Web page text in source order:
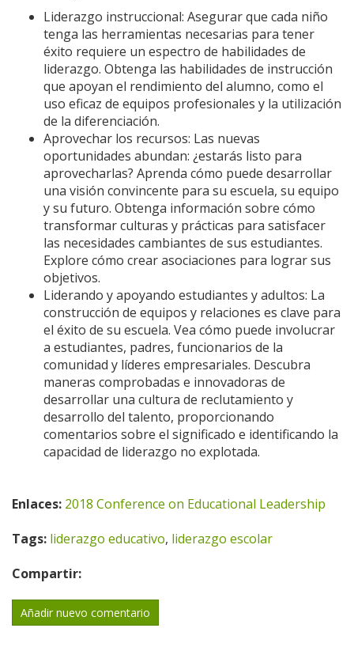
Liderazgo instruccional: Asegurar que cada niño
tenga las herramientas necesarias para tener
éxito requiere un espectro de habilidades de
liderazgo. Obtenga las habilidades de instrucción
que apoyan el rendimiento del alumno, como el
uso eficaz de equipos profesionales y la utilización
de la diferenciación.
Aprovechar los recursos: Las nuevas
oportunidades abundan: ¿estarás listo para
aprovecharlas? Aprenda cómo puede desarrollar
una visión convincente para su escuela, su equipo
y su futuro. Obtenga información sobre cómo
transformar culturas y prácticas para satisfacer
las necesidades cambiantes de sus estudiantes.
Explore cómo crear asociaciones para lograr sus
objetivos.
Liderando y apoyando estudiantes y adultos: La
construcción de equipos y relaciones es clave para
el éxito de su escuela. Vea cómo puede involucrar
a estudiantes, padres, funcionarios de la
comunidad y líderes empresariales. Descubra
maneras comprobadas e innovadoras de
desarrollar una cultura de reclutamiento y
desarrollo del talento, proporcionando
comentarios sobre el significado e identificando la
capacidad de liderazgo no explotada.
Enlaces: 2018 Conference on Educational Leadership
Tags: liderazgo educativo, liderazgo escolar
Compartir:
Añadir nuevo comentario